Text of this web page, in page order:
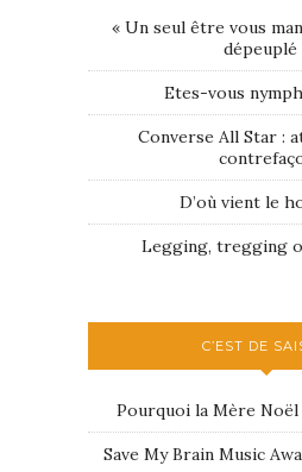
« Un seul être vous
dépeuplé
Etes-vous
Converse All Star :
D’où vient le
Legging, tregging
C’EST DE
Pourquoi la Mère Noël
Save My Brain Music